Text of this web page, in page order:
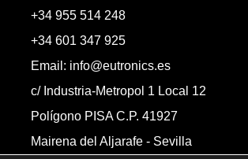
+34 955 514 248
+34 601 347 925
Email: info@eutronics.es
c/ Industria-Metropol 1 Local 12
Polígono PISA C.P. 41927
Mairena del Aljarafe - Sevilla